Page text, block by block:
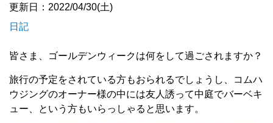
更新日：2022/04/30(土)
日記
皆さま、ゴールデンウィークは何をして過ごされますか？
旅行の予定をされている方もおられるでしょうし、コムハ
ウジングのオーナー様の中には友人誘って中庭でバーベキ
ュー、という方もいらっしゃると思います。